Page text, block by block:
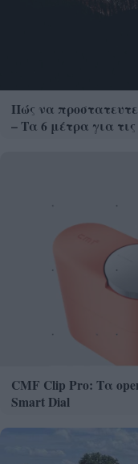
Πώς να
– Τα 6 μέτρα για
CMF Clip Pro: Τα
Smart Dial